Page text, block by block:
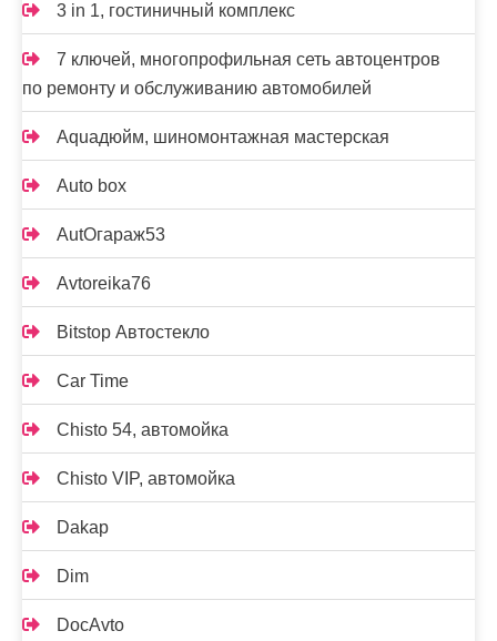
3 in 1, гостиничный комплекс
7 ключей, многопрофильная сеть автоцентров
по ремонту и обслуживанию автомобилей
Aquaдюйм, шиномонтажная мастерская
Auto box
AutOгараж53
Avtoreika76
Bitstop Автостекло
Car Time
Chisto 54, автомойка
Chisto VIP, автомойка
Dakap
Dim
DocAvto